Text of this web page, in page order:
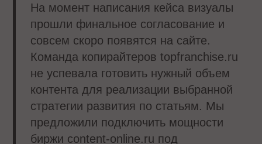
На момент написания кейса визуалы
прошли финальное согласование и
совсем скоро появятся на сайте.
Команда копирайтеров topfranchise.ru
не успевала готовить нужный объем
контента для реализации выбранной
стратегии развития по статьям. Мы
предложили подключить мощности
биржи content-online.ru под